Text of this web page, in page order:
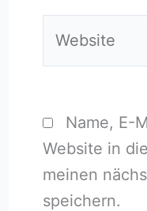
Name, E-
Website in
meinen
speichern.